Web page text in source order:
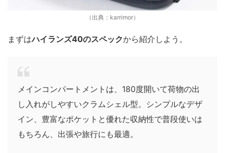
（出典：karrimor）
まずはハイランズ40のスペックから紹介しよう。
メインコンパートメントは、180度開いて荷物の出
し入れがしやすいクラムシェル型。シンプルなデザ
イン、豊富なポケットと優れた収納性で普段使いは
もちろん、出張や旅行にも最適。